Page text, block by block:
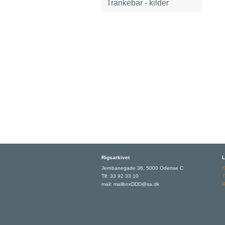
Trankebar - kilder
Rigsarkivet
Jernbanegade 36, 5000 Odense C
Tlf: 33 92 33 10
mail: mailboxDDD@sa.dk